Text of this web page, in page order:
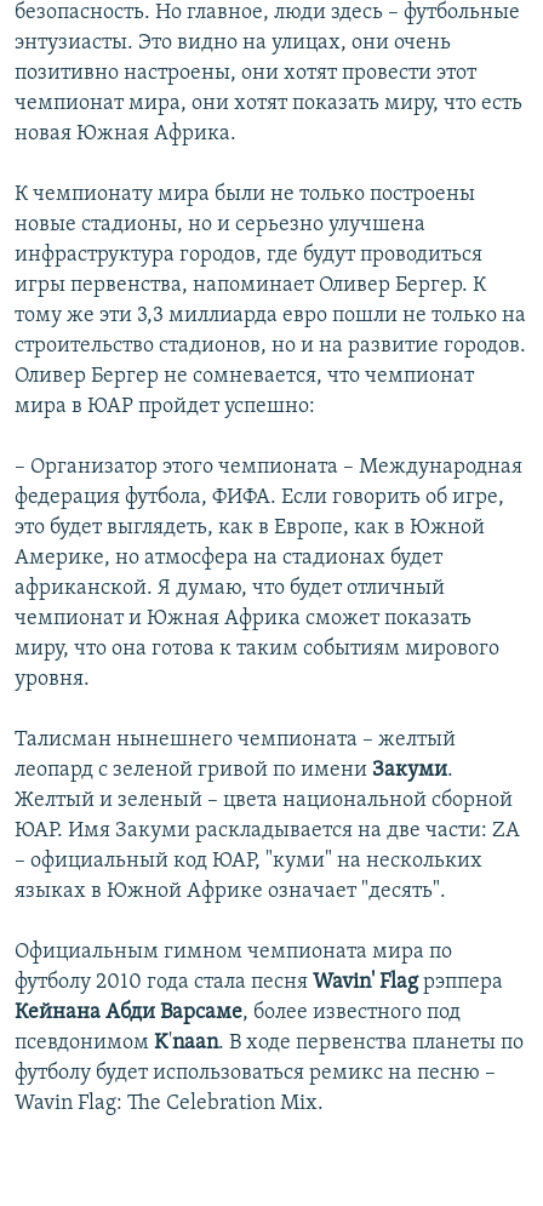
безопасность. Но главное, люди здесь – футбольные
энтузиасты. Это видно на улицах, они очень
позитивно настроены, они хотят провести этот
чемпионат мира, они хотят показать миру, что есть
новая Южная Африка.
К чемпионату мира были не только построены
новые стадионы, но и серьезно улучшена
инфраструктура городов, где будут проводиться
игры первенства, напоминает Оливер Бергер. К
тому же эти 3,3 миллиарда евро пошли не только на
строительство стадионов, но и на развитие городов.
Оливер Бергер не сомневается, что чемпионат
мира в ЮАР пройдет успешно:
– Организатор этого чемпионата – Международная
федерация футбола, ФИФА. Если говорить об игре,
это будет выглядеть, как в Европе, как в Южной
Америке, но атмосфера на стадионах будет
африканской. Я думаю, что будет отличный
чемпионат и Южная Африка сможет показать
миру, что она готова к таким событиям мирового
уровня.
Талисман нынешнего чемпионата – желтый
леопард с зеленой гривой по имени Закуми.
Желтый и зеленый – цвета национальной сборной
ЮАР. Имя Закуми раскладывается на две части: ZA
– официальный код ЮАР, "куми" на нескольких
языках в Южной Африке означает "десять".
Официальным гимном чемпионата мира по
футболу 2010 года стала песня Wavin' Flagрэппера
Кейнана Абди Варсаме, более известного под
псевдонимом K'naan. В ходе первенства планеты по
футболу будет использоваться ремикс на песню –
Wavin Flag: The Celebration Mix.